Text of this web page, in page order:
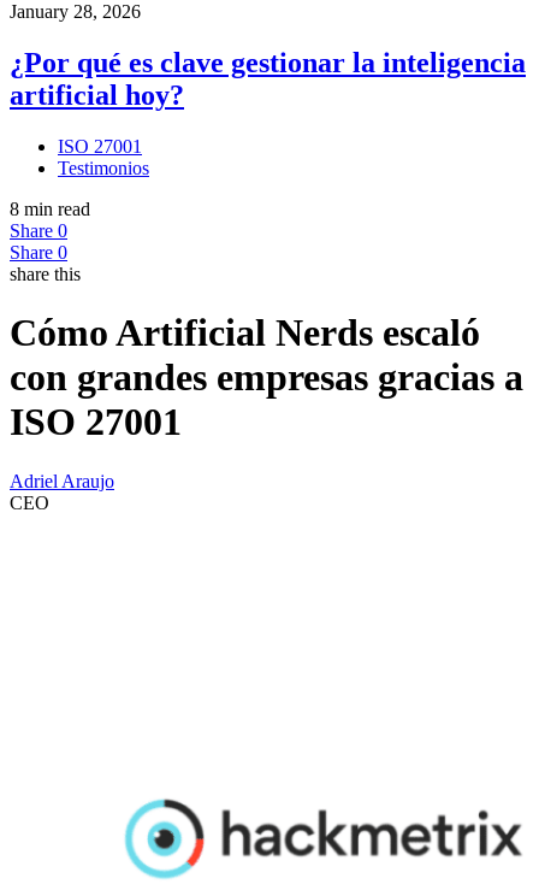
January 28, 2026
¿Por qué es clave gestionar la inteligencia
artificial hoy?
ISO 27001
Testimonios
8 min read
Share 0
Share 0
share this
Cómo Artificial Nerds escaló
con grandes empresas gracias a
ISO 27001
Adriel Araujo
CEO